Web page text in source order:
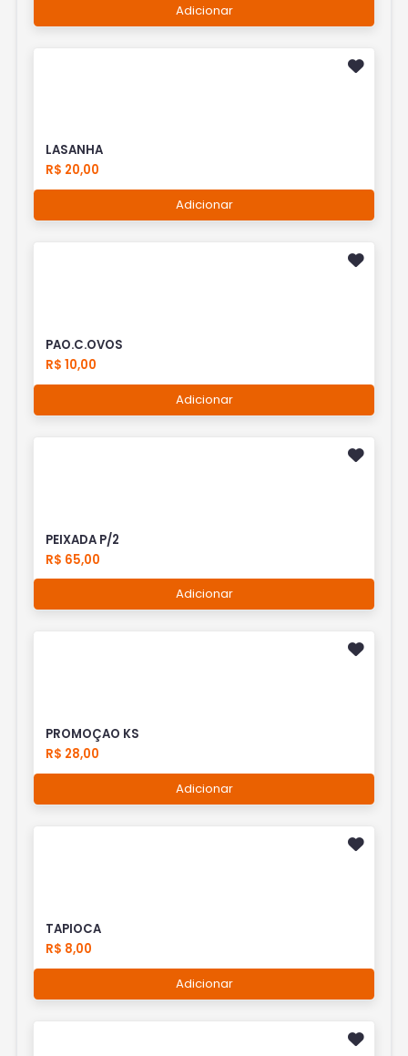
Adicionar
LASANHA
R$ 20,00
Adicionar
PAO.C.OVOS
R$ 10,00
Adicionar
PEIXADA P/2
R$ 65,00
Adicionar
PROMOÇAO KS
R$ 28,00
Adicionar
TAPIOCA
R$ 8,00
Adicionar